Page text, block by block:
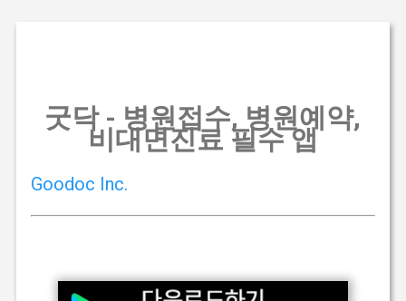
굿닥 - 병원접수, 병원예약,
비대면진료 필수 앱
Goodoc Inc.